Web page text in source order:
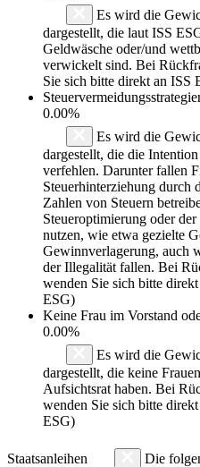
Es wird die
dargestellt, die laut ISS
Geldwäsche oder/und
verwickelt sind. Bei
Sie sich bitte direkt an ISS
0.00%
Es wird die
dargestellt, die die
verfehlen. Darunter fallen
Steuerhinterziehung durch
Zahlen von Steuern
Steueroptimierung oder
nutzen, wie etwa gezielte
Gewinnverlagerung, auch
der Illegalität fallen. Bei
wenden Sie sich bitte
ESG)
Keine Frau im Vorstand
0.00%
Es wird die
dargestellt, die keine
Aufsichtsrat haben. Bei
wenden Sie sich bitte
ESG)
Staatsanleihen
Die